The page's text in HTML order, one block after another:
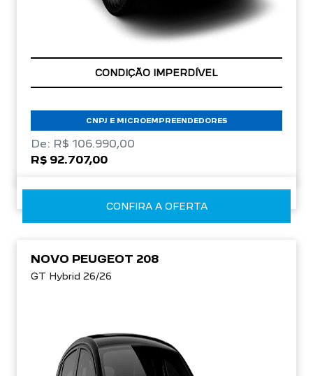
APROVEITE!
CNPJ E MICROEMPREENDEDORES
De: R$ 106.990,00
R$ 92.707,00
CONFIRA A OFERTA
NOVO PEUGEOT 208
GT Hybrid 26/26